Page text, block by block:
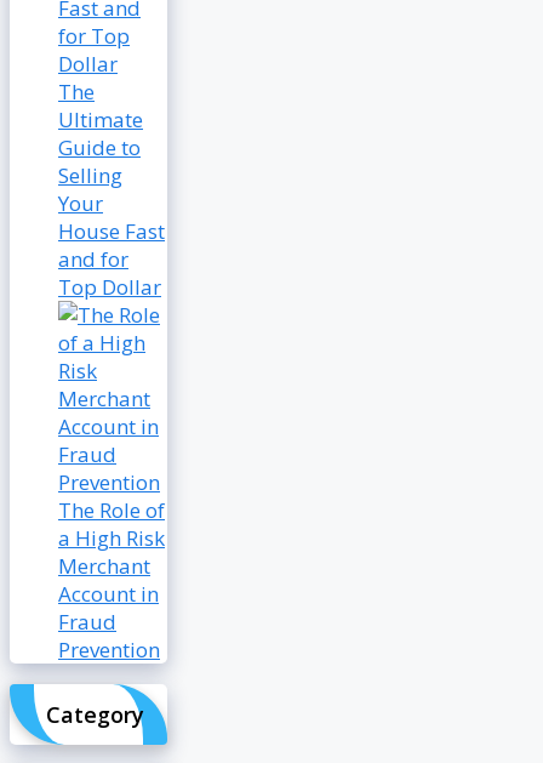
The
Ultimate
Guide to
Selling
Your
House Fast
and for
Top Dollar
The Role of
a High Risk
Merchant
Account in
Fraud
Prevention
Category